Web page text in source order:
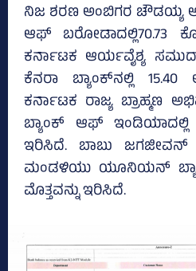
ನಿಜ ಶರಣ ಅಂಬಿಗರ ಚೌಡಯ್ಯ
ಆಫ್‌ ಬರೋಡಾದಲ್ಲಿ70.73
ಕರ್ನಾಟಕ ಆರ್ಯವೈಶ್ಯ
ಕೆನರಾ ಬ್ಯಾಂಕ್‌ನಲ್ಲಿ 15.40
ಕರ್ನಾಟಕ ರಾಜ್ಯ ಬ್ರಾಹ್ಮಣ
ಬ್ಯಾಂಕ್‌ ಆಫ್ ಇಂಡಿಯಾದಲ್ಲಿ
ಇರಿಸಿದೆ. ಬಾಬು ಜಗಜೀವನ್‌
ಮಂಡಳಿಯು ಯೂನಿಯನ್‌
ಮೊತ್ತವನ್ನು ಇರಿಸಿದೆ.